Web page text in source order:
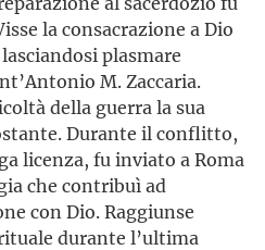
la consacrazione a Dio
plasmare
M. Zaccaria.
della guerra la sua
Durante il conflitto,
licenza, fu inviato a Roma
che contribuì ad
con Dio. Raggiunse
durante l’ultima